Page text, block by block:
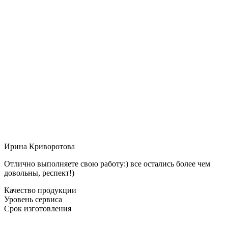
Ирина Криворотова
Отлично выполняете свою работу:) все остались более чем
довольны, респект!)
Качество продукции
Уровень сервиса
Срок изготовления